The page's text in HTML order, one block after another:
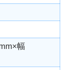
幅